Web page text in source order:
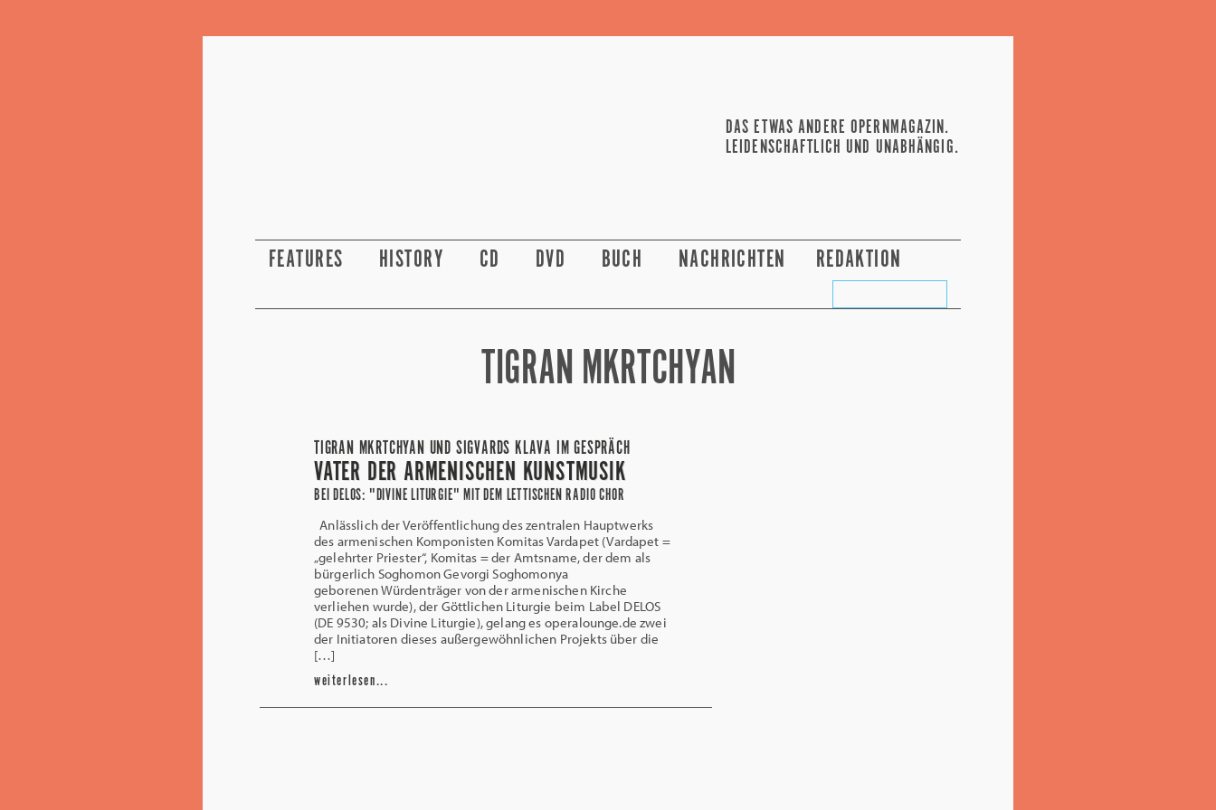
DAS ETWAS ANDERE OPERNMAGAZIN.
LEIDENSCHAFTLICH UND UNABHÄNGIG.
FEATURES HISTORY CD DVD BUCH NACHRICHTEN REDAKTION
TIGRAN MKRTCHYAN
TIGRAN MKRTCHYAN UND SIGVARDS KLAVA IM GESPRÄCH
VATER DER ARMENISCHEN KUNSTMUSIK
BEI DELOS: "DIVINE LITURGIE" MIT DEM LETTISCHEN RADIO CHOR
Anlässlich der Veröffentlichung des zentralen Hauptwerks
des armenischen Komponisten Komitas Vardapet (Vardapet =
„gelehrter Priester“, Komitas = der Amtsname, der dem als
bürgerlich Soghomon Gevorgi Soghomonya
geborenen Würdenträger von der armenischen Kirche
verliehen wurde), der Göttlichen Liturgie beim Label DELOS
(DE 9530; als Divine Liturgie), gelang es operalounge.de zwei
der Initiatoren dieses außergewöhnlichen Projekts über die
[…]
weiterlesen...